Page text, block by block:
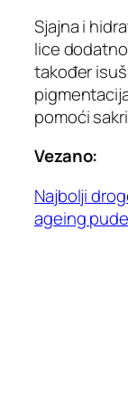
Sjajna i
lice
također
pomoći
Vezano:
Najbolji
ageing